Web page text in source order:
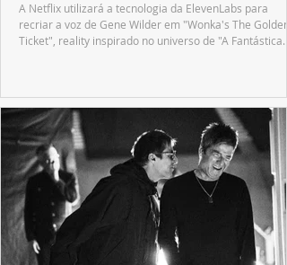
A Netflix utilizará a tecnologia da ElevenLabs para
recriar a voz de Gene Wilder em "Wonka's The Golden
Ticket", reality inspirado no universo de "A Fantástica